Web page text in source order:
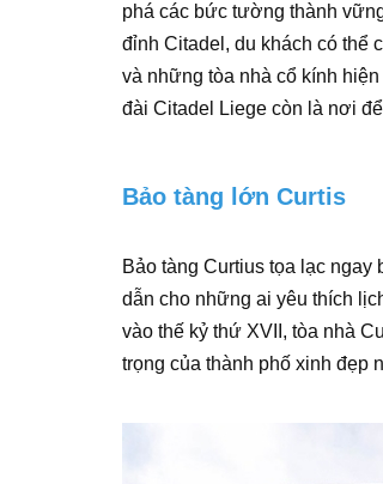
phá các bức tường thành
đỉnh Citadel, du khách có thể
và những tòa nhà cổ kính
đài Citadel Liege còn là nơi
Bảo tàng lớn Curtis
Bảo tàng Curtius tọa lạc
dẫn cho những ai yêu thích
vào thế kỷ thứ XVII, tòa nhà
trọng của thành phố xinh đẹp